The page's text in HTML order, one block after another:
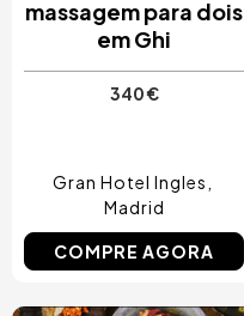
massagem para dois
em Ghi
340 €
Gran Hotel Ingles
Madrid
COMPRE AGORA